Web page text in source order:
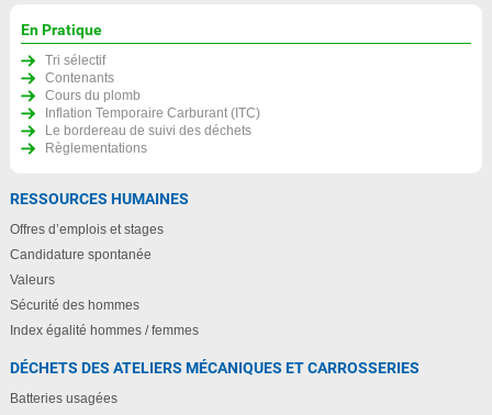
En Pratique
Tri sélectif
Contenants
Cours du plomb
Inflation Temporaire Carburant (ITC)
Le bordereau de suivi des déchets
Règlementations
RESSOURCES HUMAINES
Offres d’emplois et stages
Candidature spontanée
Valeurs
Sécurité des hommes
Index égalité hommes / femmes
DÉCHETS DES ATELIERS MÉCANIQUES ET CARROSSERIES
Batteries usagées